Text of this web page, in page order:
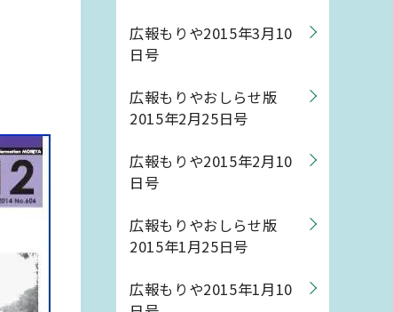
広報もりや2015年3月10
日号
広報もりやおしらせ版
2015年2月25日号
広報もりや2015年2月10
日号
広報もりやおしらせ版
2015年1月25日号
広報もりや2015年1月10